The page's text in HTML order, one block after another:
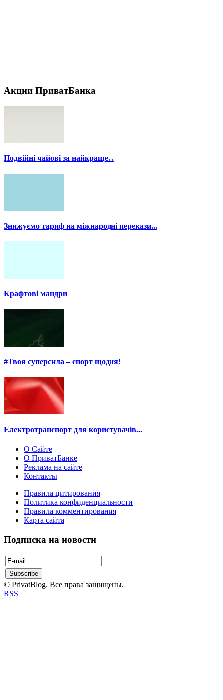
Акции ПриватБанка
Подвійні чайові за найкраще...
Знижуємо тариф на міжнародні перекази...
Крафтові мандри
#Твоя суперсила – спорт щодня!
Електротранспорт для користувачів...
О Сайте
О ПриватБанке
Реклама на сайте
Контакты
Правила цитирования
Политика конфиденциальности
Правила комментирования
Карта сайта
Подписка на новости
© PrivatBlog. Все права защищены.
RSS